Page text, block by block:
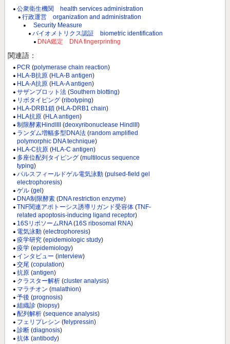
公衆衛生機関 health services administration
行政運営 organization and administration
Security Measure
バイオメトリクス認証 biometric identification
DNA鑑定 DNA fingerprinting
関連語：
PCR (polymerase chain reaction)
HLA-B抗原 (HLA-B antigen)
HLA-A抗原 (HLA-A antigen)
サザンブロット法 (Southern blotting)
リボタイピング (ribotyping)
HLA-DRB1鎖 (HLA-DRB1 chain)
HLA抗原 (HLA antigen)
制限酵素HindIIII
(deoxyribonuclease HindIII )
ランダム増幅多型DNA法 (random amplified
polymorphic DNA technique)
HLA-C抗原 (HLA-C antigen)
多座位配列タイピング (multilocus sequence
typing)
パルスフィールドゲル電気泳動 (pulsed-field gel
electrophoresis)
ゲル (gel )
DNA制限酵素 (DNA restriction enzyme)
TNF関連アポトーシス誘導リガンド受容体 (TNF-
related apoptosis-inducing ligand receptor)
16SリボソームRNA(16S ribosomal RNA)
電気泳動 (electrophoresis)
疫学研究 (epidemiologic study)
疫学 (epidemiology)
インタビュー (interview)
交尾 (copulation)
抗原 (antigen)
クラスター解析 (cluster analysis)
マラチオン (malathion)
予後 (prognosis)
組織診 (biopsy)
配列解析 (sequence analysis)
フェリプレシン (felypressin)
診断 (diagnosis)
抗体 (antibody)